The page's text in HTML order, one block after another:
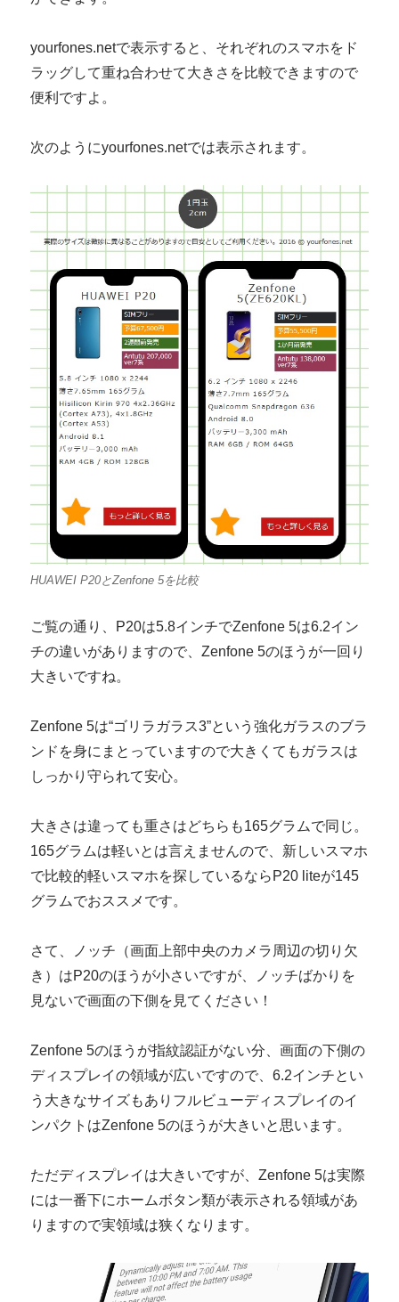
yourfones.netで表示すると、それぞれのスマホをド
ラッグして重ね合わせて大きさを比較できますので
便利ですよ。
次のようにyourfones.netでは表示されます。
HUAWEI P20とZenfone 5を比較
ご覧の通り、P20は5.8インチでZenfone 5は6.2イン
チの違いがありますので、Zenfone 5のほうが一回り
大きいですね。
Zenfone 5は“ゴリラガラス3”という強化ガラスのブラ
ンドを身にまとっていますので大きくてもガラスは
しっかり守られて安心。
大きさは違っても重さはどちらも165グラムで同じ。
165グラムは軽いとは言えませんので、新しいスマホ
で比較的軽いスマホを探しているならP20 liteが145
グラムでおススメです。
さて、ノッチ（画面上部中央のカメラ周辺の切り欠
き）はP20のほうが小さいですが、ノッチばかりを
見ないで画面の下側を見てください！
Zenfone 5のほうが指紋認証がない分、画面の下側の
ディスプレイの領域が広いですので、6.2インチとい
う大きなサイズもありフルビューディスプレイのイ
ンパクトはZenfone 5のほうが大きいと思います。
ただディスプレイは大きいですが、Zenfone 5は実際
には一番下にホームボタン類が表示される領域があ
りますので実領域は狭くなります。